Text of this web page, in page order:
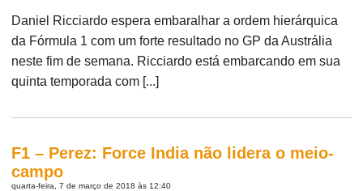
Daniel Ricciardo espera embaralhar a ordem hierárquica
da Fórmula 1 com um forte resultado no GP da Austrália
neste fim de semana. Ricciardo está embarcando em sua
quinta temporada com [...]
F1 – Perez: Force India não lidera o meio-
campo
quarta-feira, 7 de março de 2018 às 12:40